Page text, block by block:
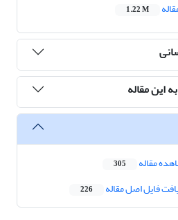
1.22 M
این مقاله
مقاله 305
فایل اصل مقاله 226